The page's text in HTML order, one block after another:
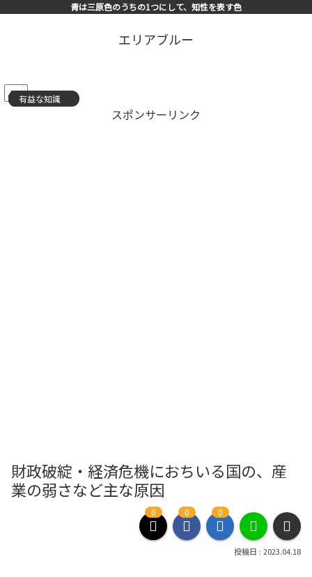
青は三原色のうちの1つにして、知性を表す色
エリアブルー
PR
スポンサーリンク
財政破綻・経済危機におちいる国の、産
業の弱さなど主な原因
0 0 0
2023.04.18
有益な知識
有益な知識
有益な知識
有益な知識
有益な知識
有益な知識
有益な知識
有益な知識
有益な知識
スキルアップ
有益な知識
有益な知識
有益な知識
有益な知識
有益な知識